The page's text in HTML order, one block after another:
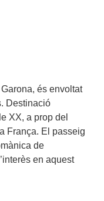
és envoltat
Destinació
XX, a prop del
França. El passeig
de
en aquest